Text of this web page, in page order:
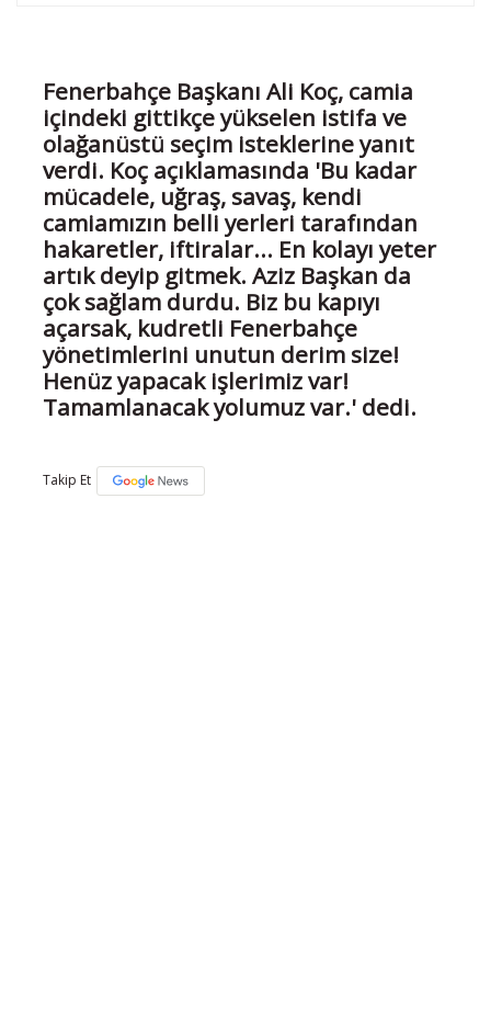
Fenerbahçe Başkanı Ali Koç, camia
içindeki gittikçe yükselen istifa ve
olağanüstü seçim isteklerine yanıt
verdi. Koç açıklamasında 'Bu kadar
mücadele, uğraş, savaş, kendi
camiamızın belli yerleri tarafından
hakaretler, iftiralar... En kolayı yeter
artık deyip gitmek. Aziz Başkan da
çok sağlam durdu. Biz bu kapıyı
açarsak, kudretli Fenerbahçe
yönetimlerini unutun derim size!
Henüz yapacak işlerimiz var!
Tamamlanacak yolumuz var.' dedi.
Takip Et